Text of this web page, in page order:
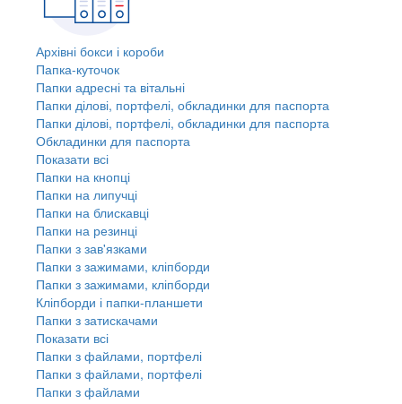
Архівні бокси і короби
Папка-куточок
Папки адресні та вітальні
Папки ділові, портфелі, обкладинки для паспорта
Папки ділові, портфелі, обкладинки для паспорта
Обкладинки для паспорта
Показати всі
Папки на кнопці
Папки на липучці
Папки на блискавці
Папки на резинці
Папки з зав'язками
Папки з зажимами, кліпборди
Папки з зажимами, кліпборди
Кліпборди і папки-планшети
Папки з затискачами
Показати всі
Папки з файлами, портфелі
Папки з файлами, портфелі
Папки з файлами